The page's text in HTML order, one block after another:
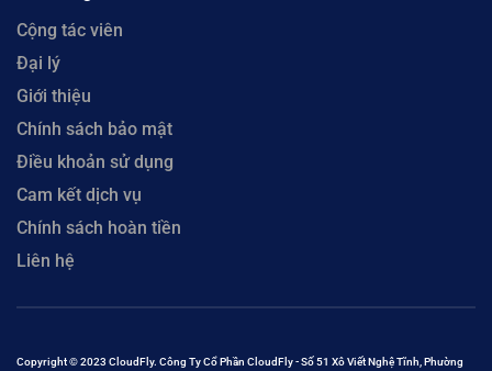
Cộng tác viên
Đại lý
Giới thiệu
Chính sách bảo mật
Điều khoản sử dụng
Cam kết dịch vụ
Chính sách hoàn tiền
Liên hệ
Copyright © 2023 CloudFly. Công Ty Cổ Phần CloudFly - Số 51 Xô Viết Nghệ Tĩnh, Phường